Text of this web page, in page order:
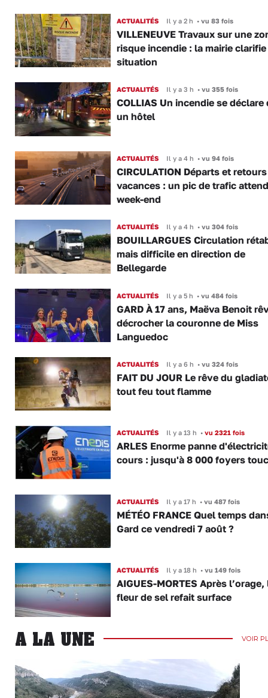
ACTUALITÉS Il y a 2 h •vu 83 fois
VILLENEUVE Travaux sur une
risque incendie : la mairie
situation
ACTUALITÉS Il y a 3 h •vu 355 fois
COLLIAS Un incendie se déclare
un hôtel
ACTUALITÉS Il y a 4 h •vu 94 fois
CIRCULATION Départs et
vacances : un pic de trafic
week-end
ACTUALITÉS Il y a 4 h •vu 304 fois
BOUILLARGUES Circulation
mais difficile en direction de
Bellegarde
ACTUALITÉS Il y a 5 h •vu 484 fois
GARD À 17 ans, Maëva Benoit
décrocher la couronne de Miss
Languedoc
ACTUALITÉS Il y a 6 h •vu 324 fois
FAIT DU JOUR Le rêve du
tout feu tout flamme
ACTUALITÉS Il y a 13 h •vu 2321 fois
ARLES Enorme panne
cours : jusqu'à 8 000 foyers
ACTUALITÉS Il y a 17 h •vu 487 fois
MÉTÉO FRANCE Quel temps
Gard ce vendredi 7 août ?
ACTUALITÉS Il y a 18 h •vu 149 fois
AIGUES-MORTES Après l’orage,
fleur de sel refait surface
A LA UNE VOIR